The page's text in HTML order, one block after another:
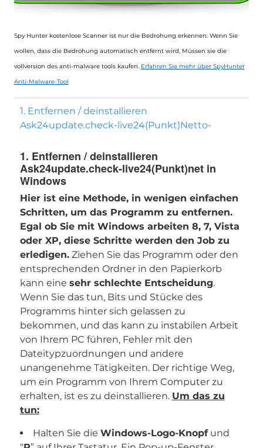
Spy Hunter kostenlose Scanner ist nur die Bedrohung erkennen. Wenn Sie
wollen, dass die Bedrohung automatisch entfernt wird, Müssen sie die
vollversion des anti-malware tools kaufen. Erfahren Sie mehr über SpyHunter
Anti-Malware-Tool
1. Entfernen / deinstallieren
Ask24update.check-live24(Punkt)Netto-
1. Entfernen / deinstallieren
Ask24update.check-live24(Punkt)net in
Windows
Hier ist eine Methode, in wenigen einfachen
Schritten, um das Programm zu entfernen.
Egal ob Sie mit Windows arbeiten 8, 7, Vista
oder XP, diese Schritte werden den Job zu
erledigen.Ziehen Sie das Programm oder den
entsprechenden Ordner in den Papierkorb
kann eine sehr schlechte Entscheidung.
Wenn Sie das tun, Bits und Stücke des
Programms hinter sich gelassen zu
bekommen, und das kann zu instabilen Arbeit
von Ihrem PC führen, Fehler mit den
Dateitypzuordnungen und andere
unangenehme Tätigkeiten. Der richtige Weg,
um ein Programm von Ihrem Computer zu
erhalten, ist es zu deinstallieren. Um das zu
tun:
Halten Sie die Windows-Logo-Knopfund